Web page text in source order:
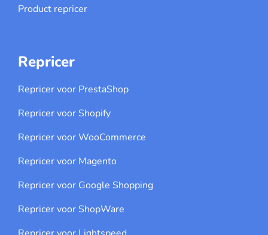
Product repricer
Repricer
Repricer voor PrestaShop
Repricer voor Shopify
Repricer voor WooCommerce
Repricer voor Magento
Repricer voor Google Shopping
Repricer voor ShopWare